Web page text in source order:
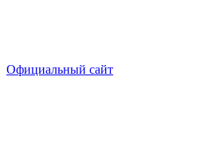
Официальный сайт